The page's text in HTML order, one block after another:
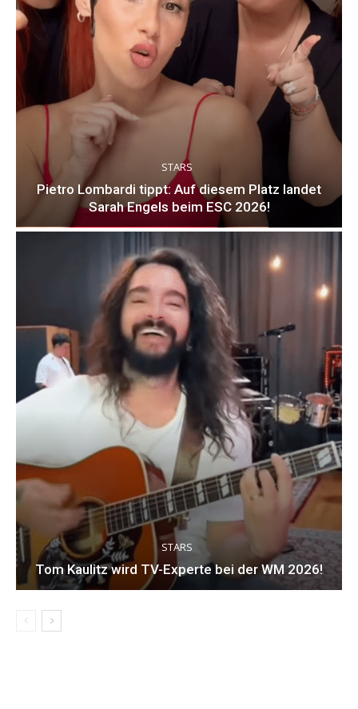
STARS
Pietro Lombardi tippt: Auf diesem Platz landet
Sarah Engels beim ESC 2026!
STARS
Tom Kaulitz wird TV-Experte bei der WM 2026!